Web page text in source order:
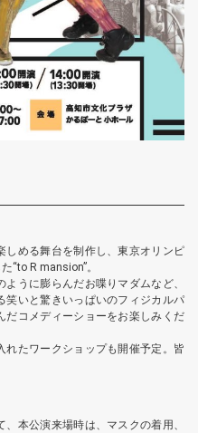
しめる舞台を制作し、東京オリンピ
“to R mansion”。
うに膨らんだお喋りマダムなど、
笑いと驚きいっぱいのフィジカルパ
だコメディーショーをお楽しみくだ
れたワークショップも開催予定。皆
本公演来場時は、マスクの着用、